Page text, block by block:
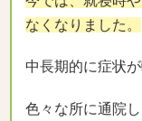
なくなりました。
中長期的に症状
色々な所に通院